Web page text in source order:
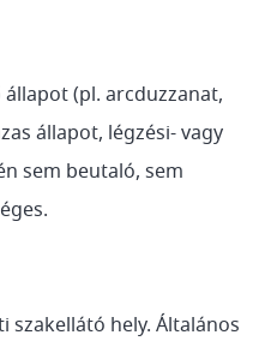
(pl. arcduzzanat,
állapot, légzési- vagy
sem beutaló, sem
szakellátó hely. Általános